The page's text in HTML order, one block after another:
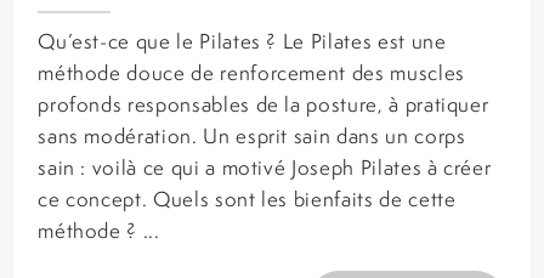
Qu’est-ce que le Pilates ? Le Pilates est une
méthode douce de renforcement des muscles
profonds responsables de la posture, à pratiquer
sans modération. Un esprit sain dans un corps
sain : voilà ce qui a motivé Joseph Pilates à créer
ce concept. Quels sont les bienfaits de cette
méthode ? ...